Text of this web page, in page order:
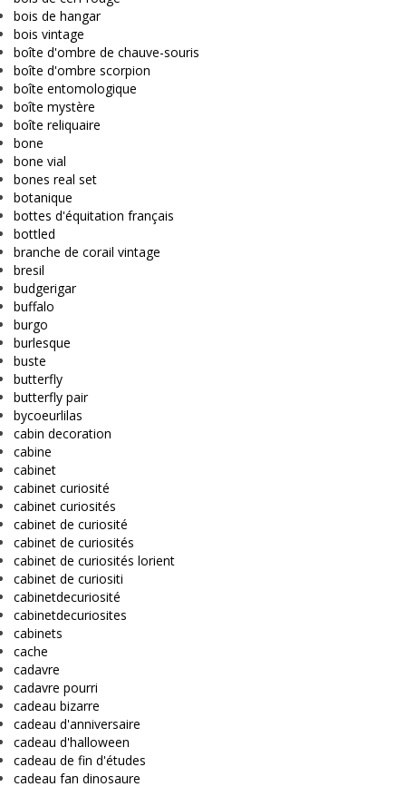
bois de hangar
bois vintage
boîte d'ombre de chauve-souris
boîte d'ombre scorpion
boîte entomologique
boîte mystère
boîte reliquaire
bone
bone vial
bones real set
botanique
bottes d'équitation français
bottled
branche de corail vintage
bresil
budgerigar
buffalo
burgo
burlesque
buste
butterfly
butterfly pair
bycoeurlilas
cabin decoration
cabine
cabinet
cabinet curiosité
cabinet curiosités
cabinet de curiosité
cabinet de curiosités
cabinet de curiosités lorient
cabinet de curiositi
cabinetdecuriosité
cabinetdecuriosites
cabinets
cache
cadavre
cadavre pourri
cadeau bizarre
cadeau d'anniversaire
cadeau d'halloween
cadeau de fin d'études
cadeau fan dinosaure